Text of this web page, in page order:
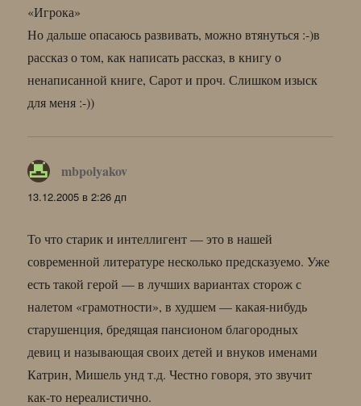
«Игрока»
Но дальше опасаюсь развивать, можно втянуться :-)в
рассказ о том, как написать рассказ, в книгу о
ненаписанной книге, Сарот и проч. Слишком изыск
для меня :-))
mbpolyakov
13.12.2005 в 2:26 дп
То что старик и интеллигент — это в нашей
современной литературе несколько предсказуемо. Уже
есть такой герой — в лучших вариантах сторож с
налетом «грамотности», в худшем — какая-нибудь
старушенция, бредящая пансионом благородных
девиц и называющая своих детей и внуков именами
Катрин, Мишель унд т.д. Честно говоря, это звучит
как-то нереалистично.